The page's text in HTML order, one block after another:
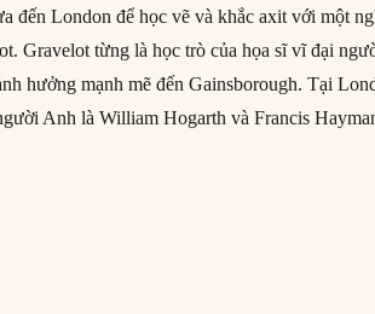
đến London để học vẽ và khắc axit với một
Gravelot từng là học trò của họa sĩ vĩ đại
hưởng mạnh mẽ đến Gainsborough. Tại
Anh là William Hogarth và Francis